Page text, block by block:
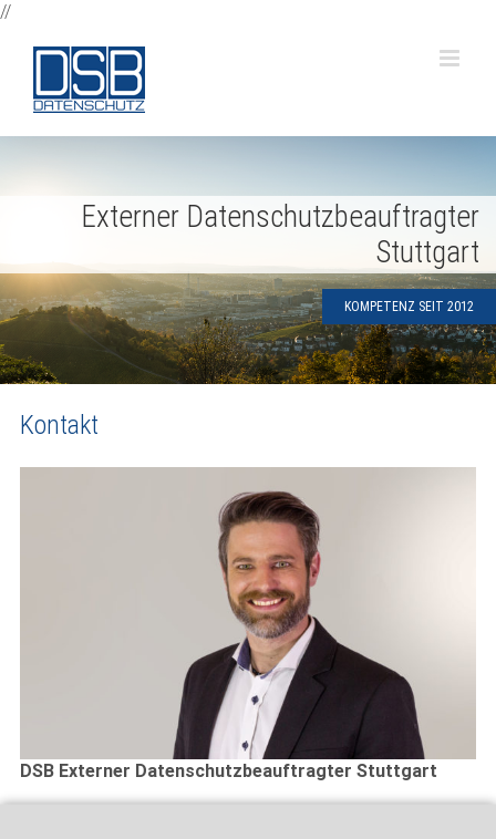
//Zum
springen
Externer Datenschutzbeauftragter
Stuttgart
KOMPETENZ SEIT 2012
Kontakt
DSB Externer Datenschutzbeauftragter Stuttgart